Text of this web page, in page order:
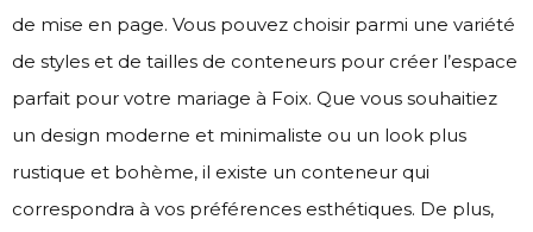
de mise en page. Vous pouvez choisir parmi une variété
de styles et de tailles de conteneurs pour créer l’espace
parfait pour votre mariage à Foix. Que vous souhaitiez
un design moderne et minimaliste ou un look plus
rustique et bohème, il existe un conteneur qui
correspondra à vos préférences esthétiques. De plus,